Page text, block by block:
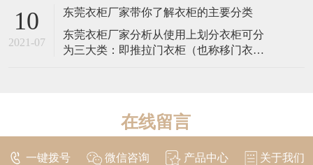
蛀阻燃，在国外被称为“无缺陷板材”。其中
0.80g/cm3，否则影响承重力和平整性；含
水率不能低于6.5%，但也不能过高
10
2021-07
东莞衣柜厂家带你了解衣柜的主要分类
东莞衣柜厂家分析从使用上划分衣柜可分
为三大类：即推拉门衣柜（也称移门衣
推拉衣柜和外挂推拉衣柜：内推拉衣柜是
将衣柜门置于衣柜内，个体性较强，易融
在线留言
一键拨号 微信咨询 产品中心 关于我们